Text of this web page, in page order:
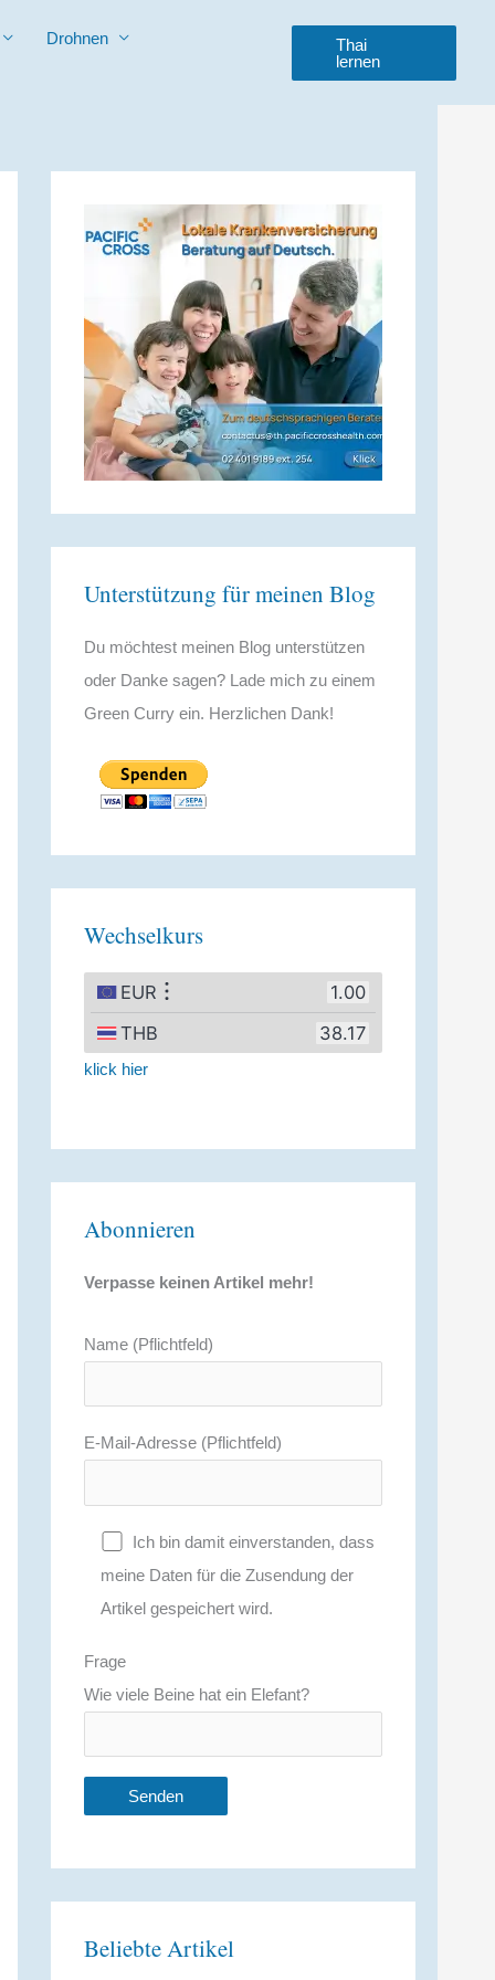
Drohnen
Thai
lernen
Unterstützung für meinen Blog
Du möchtest meinen Blog unterstützen
oder Danke sagen? Lade mich zu einem
Green Curry ein. Herzlichen Dank!
Wechselkurs
klick hier
Abonnieren
Verpasse keinen Artikel mehr!
Name (Pflichtfeld)
E-Mail-Adresse (Pflichtfeld)
Ich bin damit einverstanden, dass
meine Daten für die Zusendung der
Artikel gespeichert wird.
Frage
Wie viele Beine hat ein Elefant?
e
Beliebte Artikel